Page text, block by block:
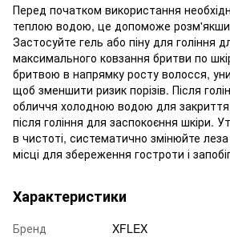
Перед початком використання
теплою водою, це допоможе
Застосуйте гель або піну для гоління
максимального ковзання бритви по
бритвою в напрямку росту волосся,
щоб зменшити ризик порізів. Після
обличчя холодною водою для закриття
після гоління для заспокоєння шкіри.
в чистоті, систематично змінюйте леза
місці для збереження гостроти і
Характеристики
Бренд
XFLEX